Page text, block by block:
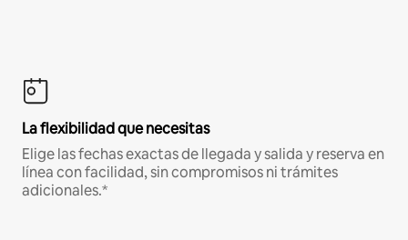
La flexibilidad que necesitas
Elige las fechas exactas de llegada y salida y reserva en
línea con facilidad, sin compromisos ni trámites
adicionales.*